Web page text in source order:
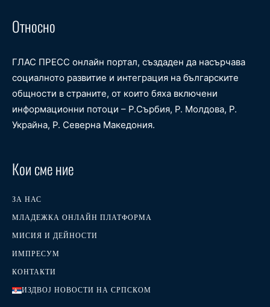
Относно
ГЛАС ПРЕСС онлайн портал, създаден да насърчава
социалното развитие и интеграция на българските
общности в страните, от които бяха включени
информационни потоци – Р.Сърбия, Р. Молдова, Р.
Украйна, Р. Северна Македония.
Кои сме ние
ЗА НАС
МЛАДЕЖКА ОНЛАЙН ПЛАТФОРМА
МИСИЯ И ДЕЙНОСТИ
ИМПРЕСУМ
КОНТАКТИ
ИЗДВОЈ НОВОСТИ НА СРПСКОМ